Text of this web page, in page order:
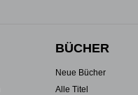
BÜCHER
Neue Bücher
Alle Titel